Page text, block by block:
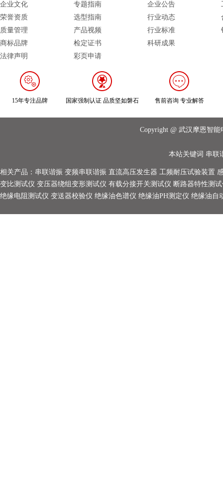
企业文化
荣誉资质
质量管理
商标品牌
法律声明
专题指南
选型指南
产品视频
检定证书
彩页申请
企业公告
行业动态
行业标准
科研成果
15年专注品牌 国家强制认证 品质坚如磐石 售前咨询 专业解答
Copyright @ 武汉摩恩智
本站关键词 串联
相关产品： 串联谐振 变频串联谐振 直流高压发生器 工频耐压试验装置
变比测试仪 变压器绕组变形测试仪 有载分接开关测试仪 断路器特性测
绝缘电阻测试仪 变送器校验仪 绝缘油色谱仪 绝缘油PH测定仪 绝缘油自